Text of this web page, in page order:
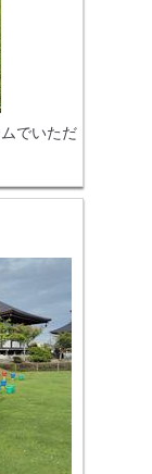
でいただ